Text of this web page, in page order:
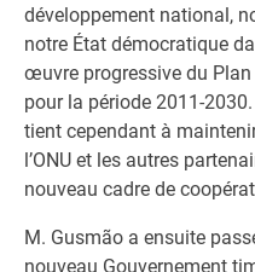
développement national,
notre État démocratique
œuvre progressive du
pour la période 2011-
tient cependant à
l’ONU et les autres
nouveau cadre de
M. Gusmão a ensuite
nouveau Gouvernement